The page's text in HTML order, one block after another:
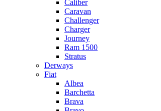
Caliber
Caravan
Challenger
Charger
Journey
Ram 1500
Stratus
Dеrways
Fiat
Albea
Barchetta
Brava